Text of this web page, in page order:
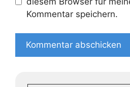
Kommentar speichern.